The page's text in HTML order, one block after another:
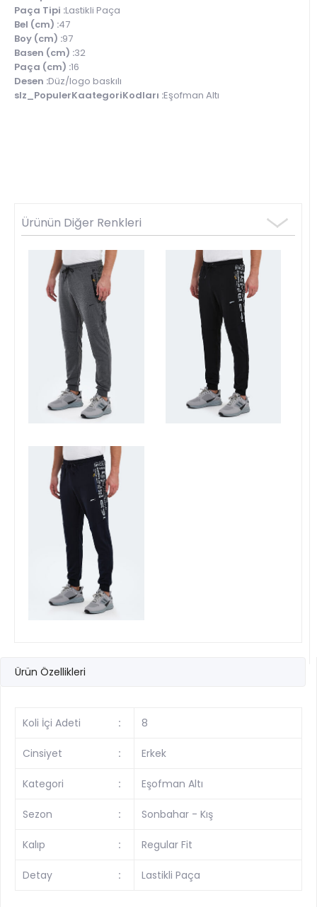
Paça Tipi :Lastikli Paça
Bel (cm) :47
Boy (cm) :97
Basen (cm) :32
Paça (cm) :16
Desen :Düz/logo baskılı
slz_PopulerKaategoriKodları :Eşofman Altı
Ürünün Diğer Renkleri
Ürün Özellikleri
Koli İçi Adeti : 8
Cinsiyet : Erkek
Kategori : Eşofman Altı
Sezon : Sonbahar - Kış
Kalıp : Regular Fit
Detay : Lastikli Paça